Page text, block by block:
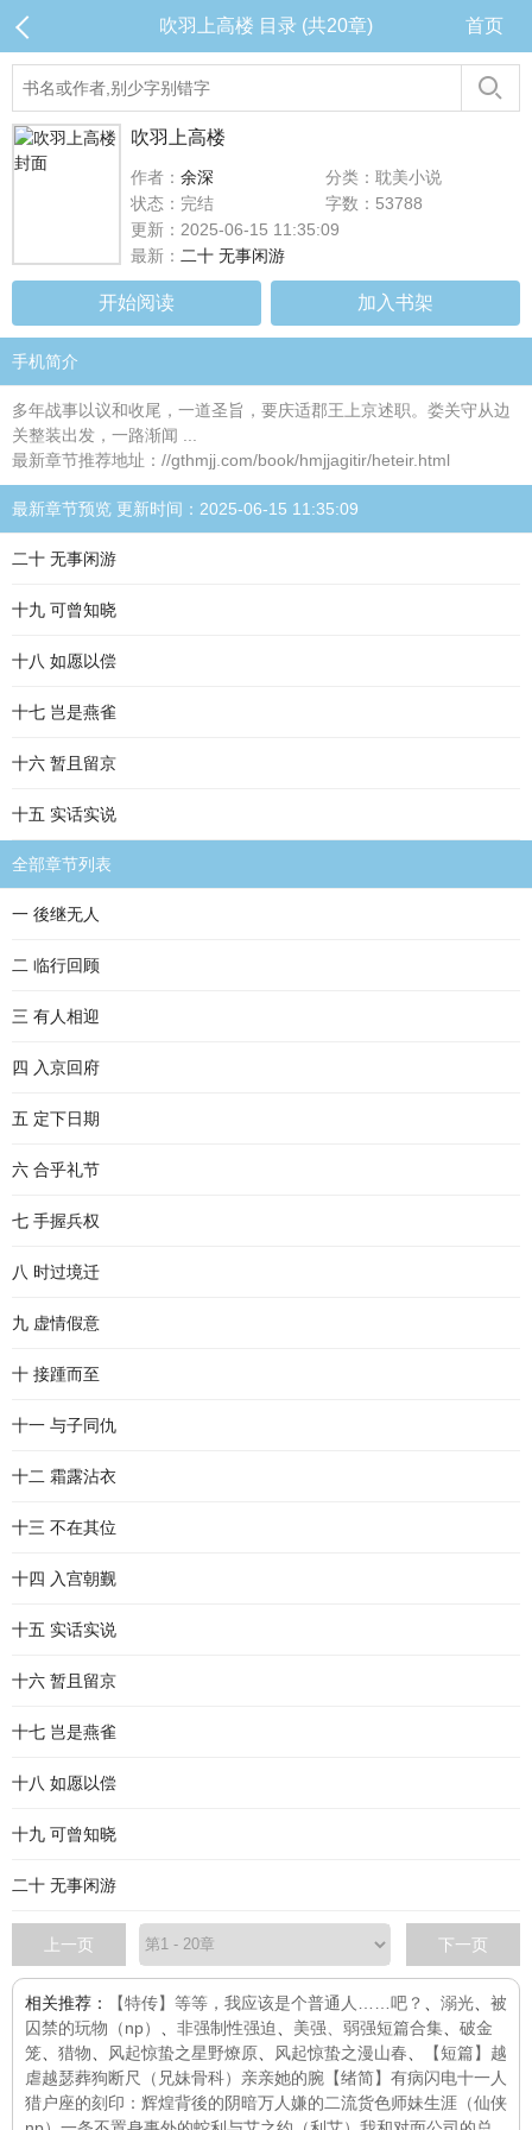
吹羽上高楼 目录 (共20章) 首页
吹羽上高楼
作者： 余深
分类：耽美小说
状态：完结
字数：53788
更新：2025-06-15 11:35:09
最新： 二十 无事闲游
开始阅读 加入书架
手机简介
多年战事以议和收尾，一道圣旨，要庆适郡王上京述职。娄关守从边
关整装出发，一路渐闻 ...
最新章节推荐地址：//gthmjj.com/book/hmjjagitir/heteir.html
最新章节预览 更新时间：2025-06-15 11:35:09
二十 无事闲游
十九 可曾知晓
十八 如愿以偿
十七 岂是燕雀
十六 暂且留京
十五 实话实说
全部章节列表
一 後继无人
二 临行回顾
三 有人相迎
四 入京回府
五 定下日期
六 合乎礼节
七 手握兵权
八 时过境迁
九 虚情假意
十 接踵而至
十一 与子同仇
十二 霜露沾衣
十三 不在其位
十四 入宫朝觐
十五 实话实说
十六 暂且留京
十七 岂是燕雀
十八 如愿以偿
十九 可曾知晓
二十 无事闲游
上一页 下一页
相关推荐： 【特传】等等，我应该是个普通人……吧？ 溺光
被
囚禁的玩物（np）
非强制性强迫 美强、弱强短篇合集
破金
笼
猎物 风起惊蛰之星野燎原 风起惊蛰之漫山春
【短篇】越
虐越瑟葬狗断尺（兄妹骨科） 亲亲她的腕 【绪简】有病闪电十一人
猎户座的刻印：辉煌背後的阴暗万人嫌的二流货色师妹生涯（仙侠